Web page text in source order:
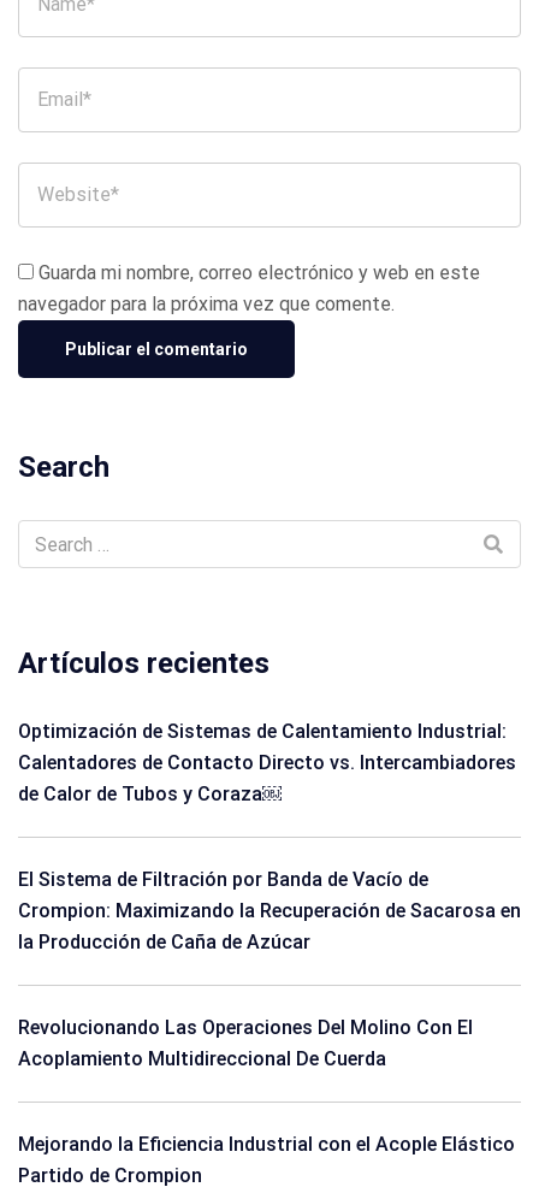
Guarda mi nombre, correo electrónico y web en este
navegador para la próxima vez que comente.
Search
Artículos recientes
Optimización de Sistemas de Calentamiento Industrial:
Calentadores de Contacto Directo vs. Intercambiadores
de Calor de Tubos y Coraza￼
El Sistema de Filtración por Banda de Vacío de
Crompion: Maximizando la Recuperación de Sacarosa en
la Producción de Caña de Azúcar
Revolucionando Las Operaciones Del Molino Con El
Acoplamiento Multidireccional De Cuerda
Mejorando la Eficiencia Industrial con el Acople Elástico
Partido de Crompion